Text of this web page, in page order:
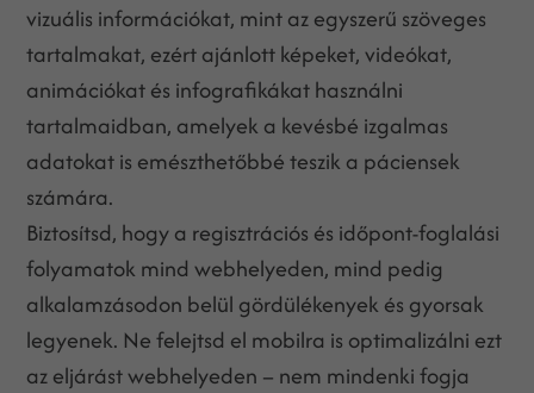
vizuális információkat, mint az egyszerű szöveges
tartalmakat, ezért ajánlott képeket, videókat,
animációkat és infografikákat használni
tartalmaidban, amelyek a kevésbé izgalmas
adatokat is emészthetőbbé teszik a páciensek
számára.
Biztosítsd, hogy a regisztrációs és időpont-foglalási
folyamatok mind webhelyeden, mind pedig
alkalamzásodon belül gördülékenyek és gyorsak
legyenek. Ne felejtsd el mobilra is optimalizálni ezt
az eljárást webhelyeden – nem mindenki fogja